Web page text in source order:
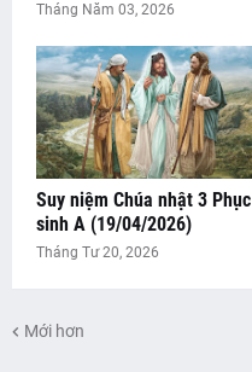
Tháng Năm 03, 2026
Suy niệm Chúa nhật 3 Phục
sinh A (19/04/2026)
Tháng Tư 20, 2026
Mới hơn